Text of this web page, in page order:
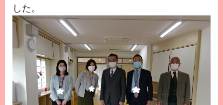
した。